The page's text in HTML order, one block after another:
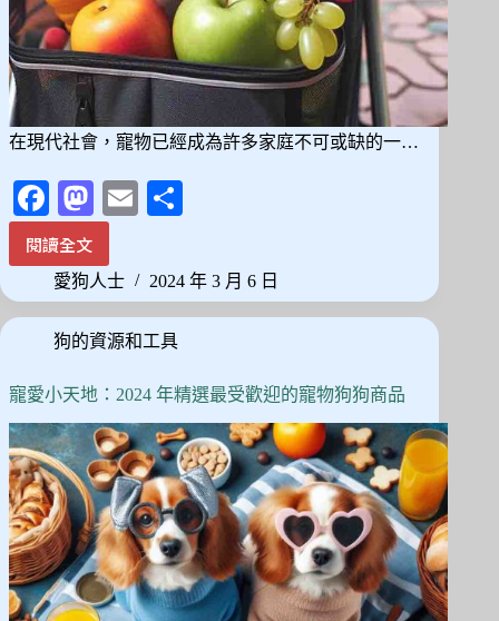
在現代社會，寵物已經成為許多家庭不可或缺的一…
Fa
ce
bo
ok
M
as
to
do
n
E
ail
閱讀全文
最
佳
寵
物
推
推
薦：
熱
銷
排
名
前
12
款
精
愛狗人士 2024 年 3 月 6 日
狗的資源和工具
寵愛小天地：2024 年精選最受歡迎的寵物狗狗商品